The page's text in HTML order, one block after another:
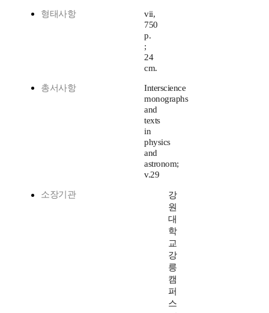
형태사항
vii,
750
p.
;
24
cm.
총서사항
Interscience
monographs
and
texts
in
physics
and
astronom;
v.29
소장기관
강
원
대
학
교
강
릉
캠
퍼
스